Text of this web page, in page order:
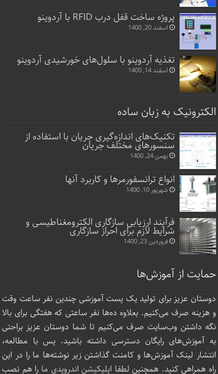
پروژه ساخت قفل‌ درب RFID با آردوینو
اسفند 20, 1400
تغذیه آردوینو با سلول‌های خورشیدی آردوینو
اسفند 14, 1400
الکترونیک به زبان ساده
تکنیک‌های اندازه‌گیری جریان با استفاده از
سنسورهای مختلف جریان
بهمن 24, 1400
انواع ترانسفورمرها و کاربرد آنها
شهریور 10, 1400
فرآیند ارزیابی سازگاری الکترومغناطیسی و
شرایط لازم برای احراز سازگاری
فروردین 23, 1400
حمایت از آموزش‌ها
دوستان عزیز برای تولید یک پست آموزشی چندین نفر ساعت‌ وقت
و هزینه صرف می‌کنیم. بعلاوه ده‌ها نفر ساعتی که هفتگی برای بالا
نگه داشتن وب‌سایت صرف ‌می‌کنیم تا شما دوستان عزیز براحتی
به آموزش‌های رایگان دسترسی داشته باشید. پس با مطالعه،
انتشار لینک‌ آموزش‌ها و کامنت گذاشتن زیر نوشته‌‌ها ما را در این
راه همراهی کنید. همچنین لطفا اپلیکیشن اندرویدی ما را هم نصب